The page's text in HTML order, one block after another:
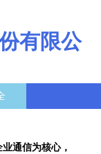
有限公
通信为核心，